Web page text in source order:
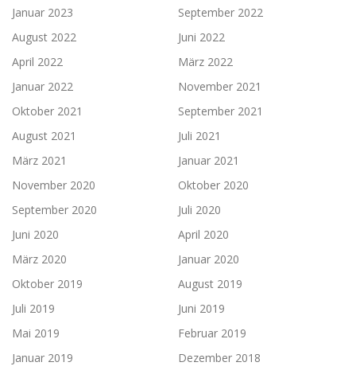
Januar 2023
September 2022
August 2022
Juni 2022
April 2022
März 2022
Januar 2022
November 2021
Oktober 2021
September 2021
August 2021
Juli 2021
März 2021
Januar 2021
November 2020
Oktober 2020
September 2020
Juli 2020
Juni 2020
April 2020
März 2020
Januar 2020
Oktober 2019
August 2019
Juli 2019
Juni 2019
Mai 2019
Februar 2019
Januar 2019
Dezember 2018